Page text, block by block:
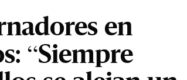
en
“Siempre